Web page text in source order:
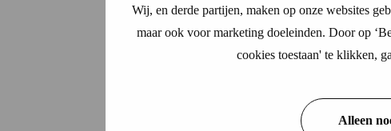
Wij, en derde partijen, maken op onze websites
maar ook voor marketing doeleinden. Door op
cookies toestaan' te klikken,
Alleen